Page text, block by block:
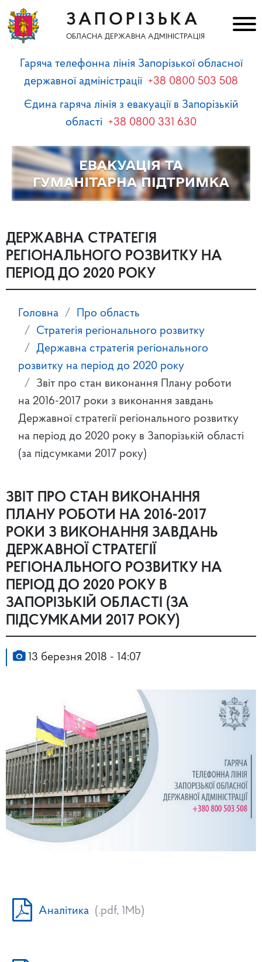
ЗАПОРІЗЬКА
ОБЛАСНА ДЕРЖАВНА АДМІНІСТРАЦІЯ
Гаряча телефонна лінія Запорізької обласної
державної адміністрації +38 0800 503 508
Єдина гаряча лінія з евакуації в Запорізькій
області +38 0800 331 630
ДЕРЖАВНА СТРАТЕГІЯ
РЕГІОНАЛЬНОГО РОЗВИТКУ НА
ПЕРІОД ДО 2020 РОКУ
Головна
Про область
Стратегія регіонального розвитку
Державна стратегія регіонального
розвитку на період до 2020 року
Звіт про стан виконання Плану роботи
на 2016-2017 роки з виконання завдань
Державної стратегії регіонального розвитку
на період до 2020 року в Запорізькій області
(за підсумками 2017 року)
ЗВІТ ПРО СТАН ВИКОНАННЯ
ПЛАНУ РОБОТИ НА 2016-2017
РОКИ З ВИКОНАННЯ ЗАВДАНЬ
ДЕРЖАВНОЇ СТРАТЕГІЇ
РЕГІОНАЛЬНОГО РОЗВИТКУ НА
ПЕРІОД ДО 2020 РОКУ В
ЗАПОРІЗЬКІЙ ОБЛАСТІ (ЗА
ПІДСУМКАМИ 2017 РОКУ)
13 березня 2018 - 14:07
Аналітика (.pdf, 1Mb)